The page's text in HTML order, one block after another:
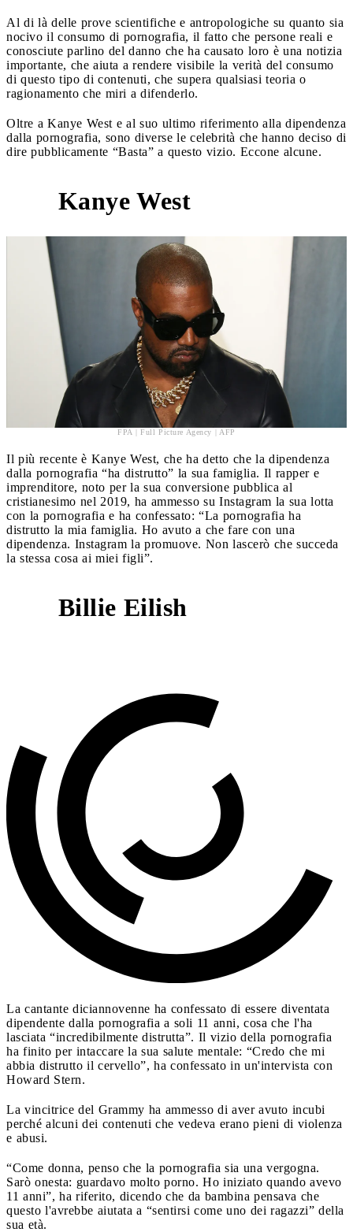
Al di là delle prove scientifiche e antropologiche su quanto sia
nocivo il consumo di pornografia, il fatto che persone reali e
conosciute parlino del danno che ha causato loro è una notizia
importante, che aiuta a rendere visibile la verità del consumo
di questo tipo di contenuti, che supera qualsiasi teoria o
ragionamento che miri a difenderlo.
Oltre a Kanye West e al suo ultimo riferimento alla dipendenza
dalla pornografia, sono diverse le celebrità che hanno deciso di
dire pubblicamente “Basta” a questo vizio. Eccone alcune.
Kanye West
FPA | Full Picture Agency | AFP
Il più recente è Kanye West, che ha detto che la dipendenza
dalla pornografia “ha distrutto” la sua famiglia. Il rapper e
imprenditore, noto per la sua conversione pubblica al
cristianesimo nel 2019, ha ammesso su Instagram la sua lotta
con la pornografia e ha confessato: “La pornografia ha
distrutto la mia famiglia. Ho avuto a che fare con una
dipendenza. Instagram la promuove. Non lascerò che succeda
la stessa cosa ai miei figli”.
Billie Eilish
La cantante diciannovenne ha confessato di essere diventata
dipendente dalla pornografia a soli 11 anni, cosa che l'ha
lasciata “incredibilmente distrutta”. Il vizio della pornografia
ha finito per intaccare la sua salute mentale: “Credo che mi
abbia distrutto il cervello”, ha confessato in un'intervista con
Howard Stern.
La vincitrice del Grammy ha ammesso di aver avuto incubi
perché alcuni dei contenuti che vedeva erano pieni di violenza
e abusi.
“Come donna, penso che la pornografia sia una vergogna.
Sarò onesta: guardavo molto porno. Ho iniziato quando avevo
11 anni”, ha riferito, dicendo che da bambina pensava che
questo l'avrebbe aiutata a “sentirsi come uno dei ragazzi” della
sua età.